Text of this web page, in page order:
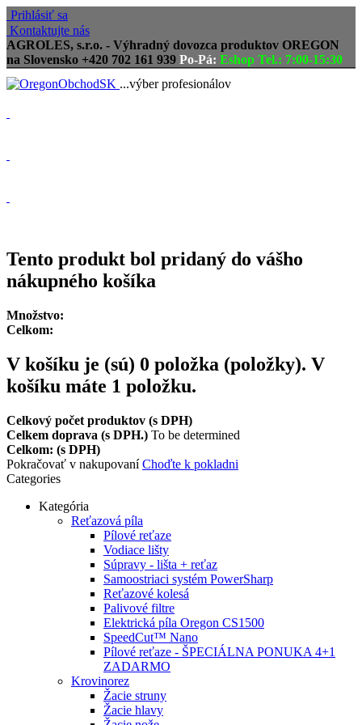
Prihlásiť sa
Kontaktujte nás
AGROLES, s.r.o. - Výhradný dovozca produktov OREGON
na Slovensko +420 702 161 939 Po-Pá: Eshop Tel.: 7:00-15:30
...výber profesionálov
Tento produkt bol pridaný do vášho
nákupného košíka
Množstvo:
Celkom:
V košíku je (sú) 0 položka (položky). V
košíku máte 1 položku.
Celkový počet produktov (s DPH)
Celkem doprava (s DPH.) To be determined
Celkom: (s DPH)
Pokračovať v nakupovaníChoďte k pokladni
Categories
Kategória
Reťazová píla
Pílové reťaze
Vodiace lišty
Súpravy - lišta + reťaz
Samoostriaci systém PowerSharp
Reťazové kolesá
Palivové filtre
Elektrická píla Oregon CS1500
SpeedCut™ Nano
Pílové reťaze - ŠPECIÁLNA PONUKA 4+1
ZADARMO
Krovinorez
Žacie struny
Žacie hlavy